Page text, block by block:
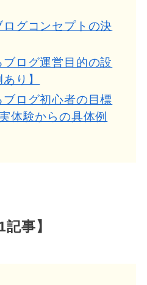
グコンセプトの決
ログ運営目的の設
り】
ログ初心者の目標
体験からの具体例
事】